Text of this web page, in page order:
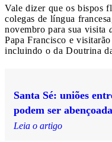
Vale dizer que os bispos
colegas de língua
novembro para sua visita
Papa Francisco e
incluindo o da Doutrina
Santa Sé: uniões
podem ser
Leia o artigo